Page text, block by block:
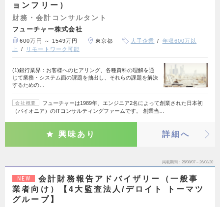
ョンフリー）
財務・会計コンサルタント
フューチャー株式会社
600万円 ～ 1549万円 東京都 大手企業
年収600万以
上
リモートワーク可能
(1)銀行業界：お客様へのヒアリング、各種資料の理解を通
じて業務・システム面の課題を抽出し、それらの課題を解決
するための…
会社概要
フューチャーは1989年、エンジニア2名によって創業された日本初
（パイオニア）のITコンサルティングファームです。 創業当…
興味あり 詳細へ
掲載期間 26/08/07～26/08/20
NEW
会計財務報告アドバイザリー（一般事
業者向け）【4大監査法人/デロイト トーマツ
グループ】